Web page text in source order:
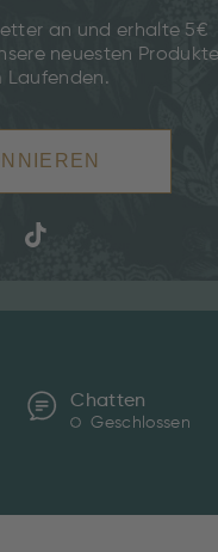
an und erhalte 5€
neuesten
Laufenden.
Chatten
Geschlossen